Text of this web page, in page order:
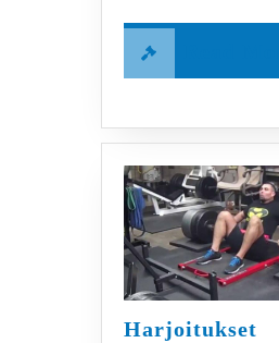
Harjoitukset